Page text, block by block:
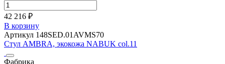
42 216 ₽
В корзину
Артикул 148SED.01AVMS70
Стул AMBRA, экокожа NABUK col.11
Фабрика